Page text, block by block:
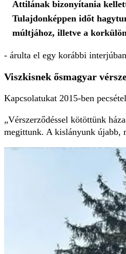
Attilának bizonyítania
Tulajdonképpen időt
múltjához, illetve a
- árulta el egy korábbi
Viszkisnek ősmagyar
Kapcsolatukat 2015-ben
„Vérszerződéssel kötöttünk
megittunk. A kislányunk újabb,